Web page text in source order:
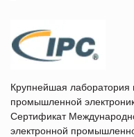
Крупнейшая лаборатория
промышленной
Сертификат
электронной